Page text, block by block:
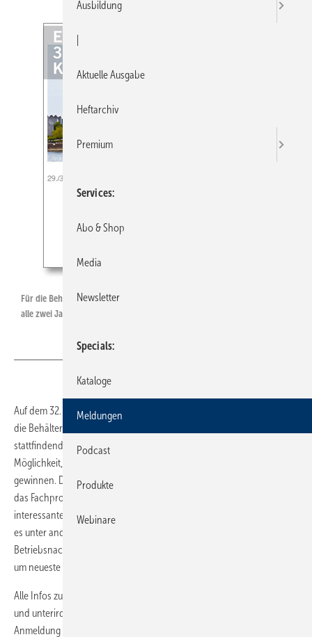
Für die Behälter- und Apparatebauer richtet die SHK-Organisation den
alle zwei Jahre stattfindenden Branchentreff in Köln aus.
Auf dem 32. Kupferschmiedetag (29./30. September 2016) kommen
die Behälter- und Apparatebauer zu ihrer alle zwei Jahre
stattfindenden Branchentagung nach Köln. Zwei Tage bieten die
Möglichkeit, abseits vom beruflichen Alltag neue Eindrücke zu
gewinnen. Die Zeit lässt sich zum kollegialen Austausch nutzen und
das Fachprogramm am zweiten Tag mit sechs Vorträgen bringt
interessante Impulse für eine erfolgreiche Betriebsführung. Dabei geht
es unter anderem um das erfolgreiche Verkaufsgespräch, die
Betriebsnachfolge, die aktuelle Nachwuchswerbung und nicht zuletzt
um neueste Verfahren in der Schweißtechnik.
Alle Infos zum Fach- sowie Rahmenprogramm (z. B. Besuch von Dom
und unterirdischen Gebäudekomplexen) stehen zusammen mit der
Anmeldung zum Download unter
Ausbildung
Aktuelle Ausgabe
Heftarchiv
Premium
Services
Abo & Shop
Media
Newsletter
Specials
Kataloge
Meldungen
Podcast
Produkte
Webinare